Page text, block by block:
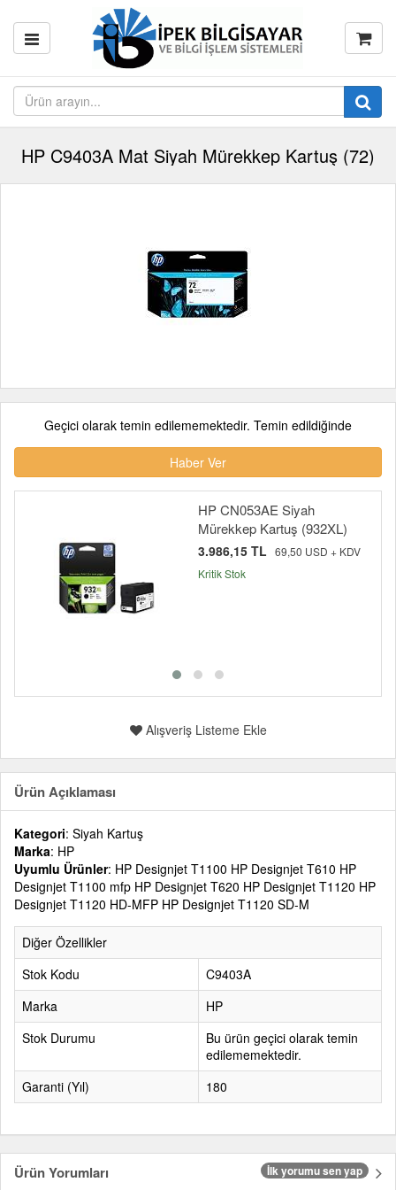
HP C9403A Mat Siyah Mürekkep Kartuş (72)
Geçici olarak temin edilememektedir. Temin edildiğinde
Haber Ver
HP CN053AE Siyah
Mürekkep Kartuş (932XL)
3.986,15 TL 69,50 USD + KDV
Kritik Stok
Alışveriş Listeme Ekle
Ürün Açıklaması
Kategori: Siyah Kartuş
Marka: HP
Uyumlu Ürünler: HP Designjet T1100 HP Designjet T610 HP
Designjet T1100 mfp HP Designjet T620 HP Designjet T1120 HP
Designjet T1120 HD-MFP HP Designjet T1120 SD-M
Diğer Özellikler
Stok Kodu
C9403A
Marka
HP
Stok Durumu
Bu ürün geçici olarak temin
edilememektedir.
Garanti (Yıl)
180
Ürün Yorumları İlk yorumu sen yap